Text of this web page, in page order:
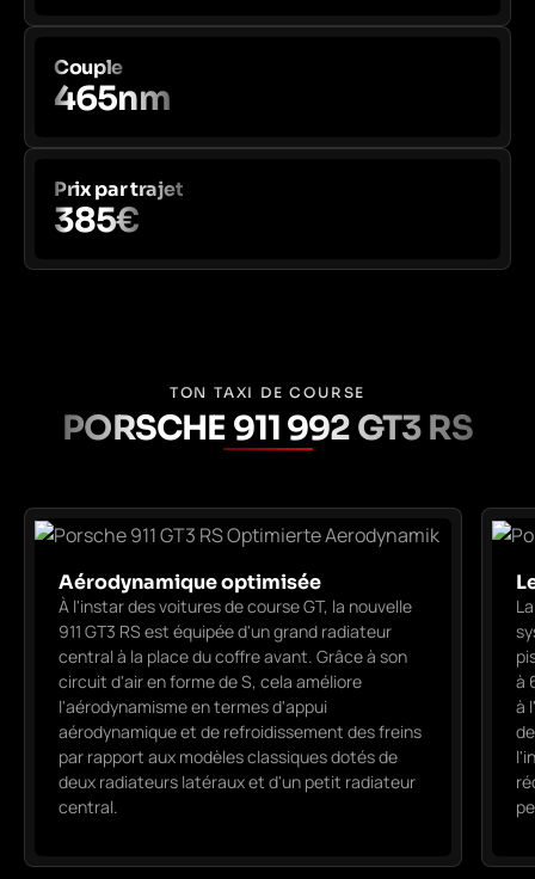
Couple
465nm
Prix par trajet
385€
TON TAXI DE COURSE
PORSCHE 911 992 GT3 RS
Aérodynamique optimisée
À l'instar des voitures de course GT, la nouvelle
911 GT3 RS est équipée d'un grand radiateur
central à la place du coffre avant. Grâce à son
circuit d'air en forme de S, cela améliore
l'aérodynamisme en termes d'appui
aérodynamique et de refroidissement des freins
par rapport aux modèles classiques dotés de
deux radiateurs latéraux et d'un petit radiateur
central.
à
à